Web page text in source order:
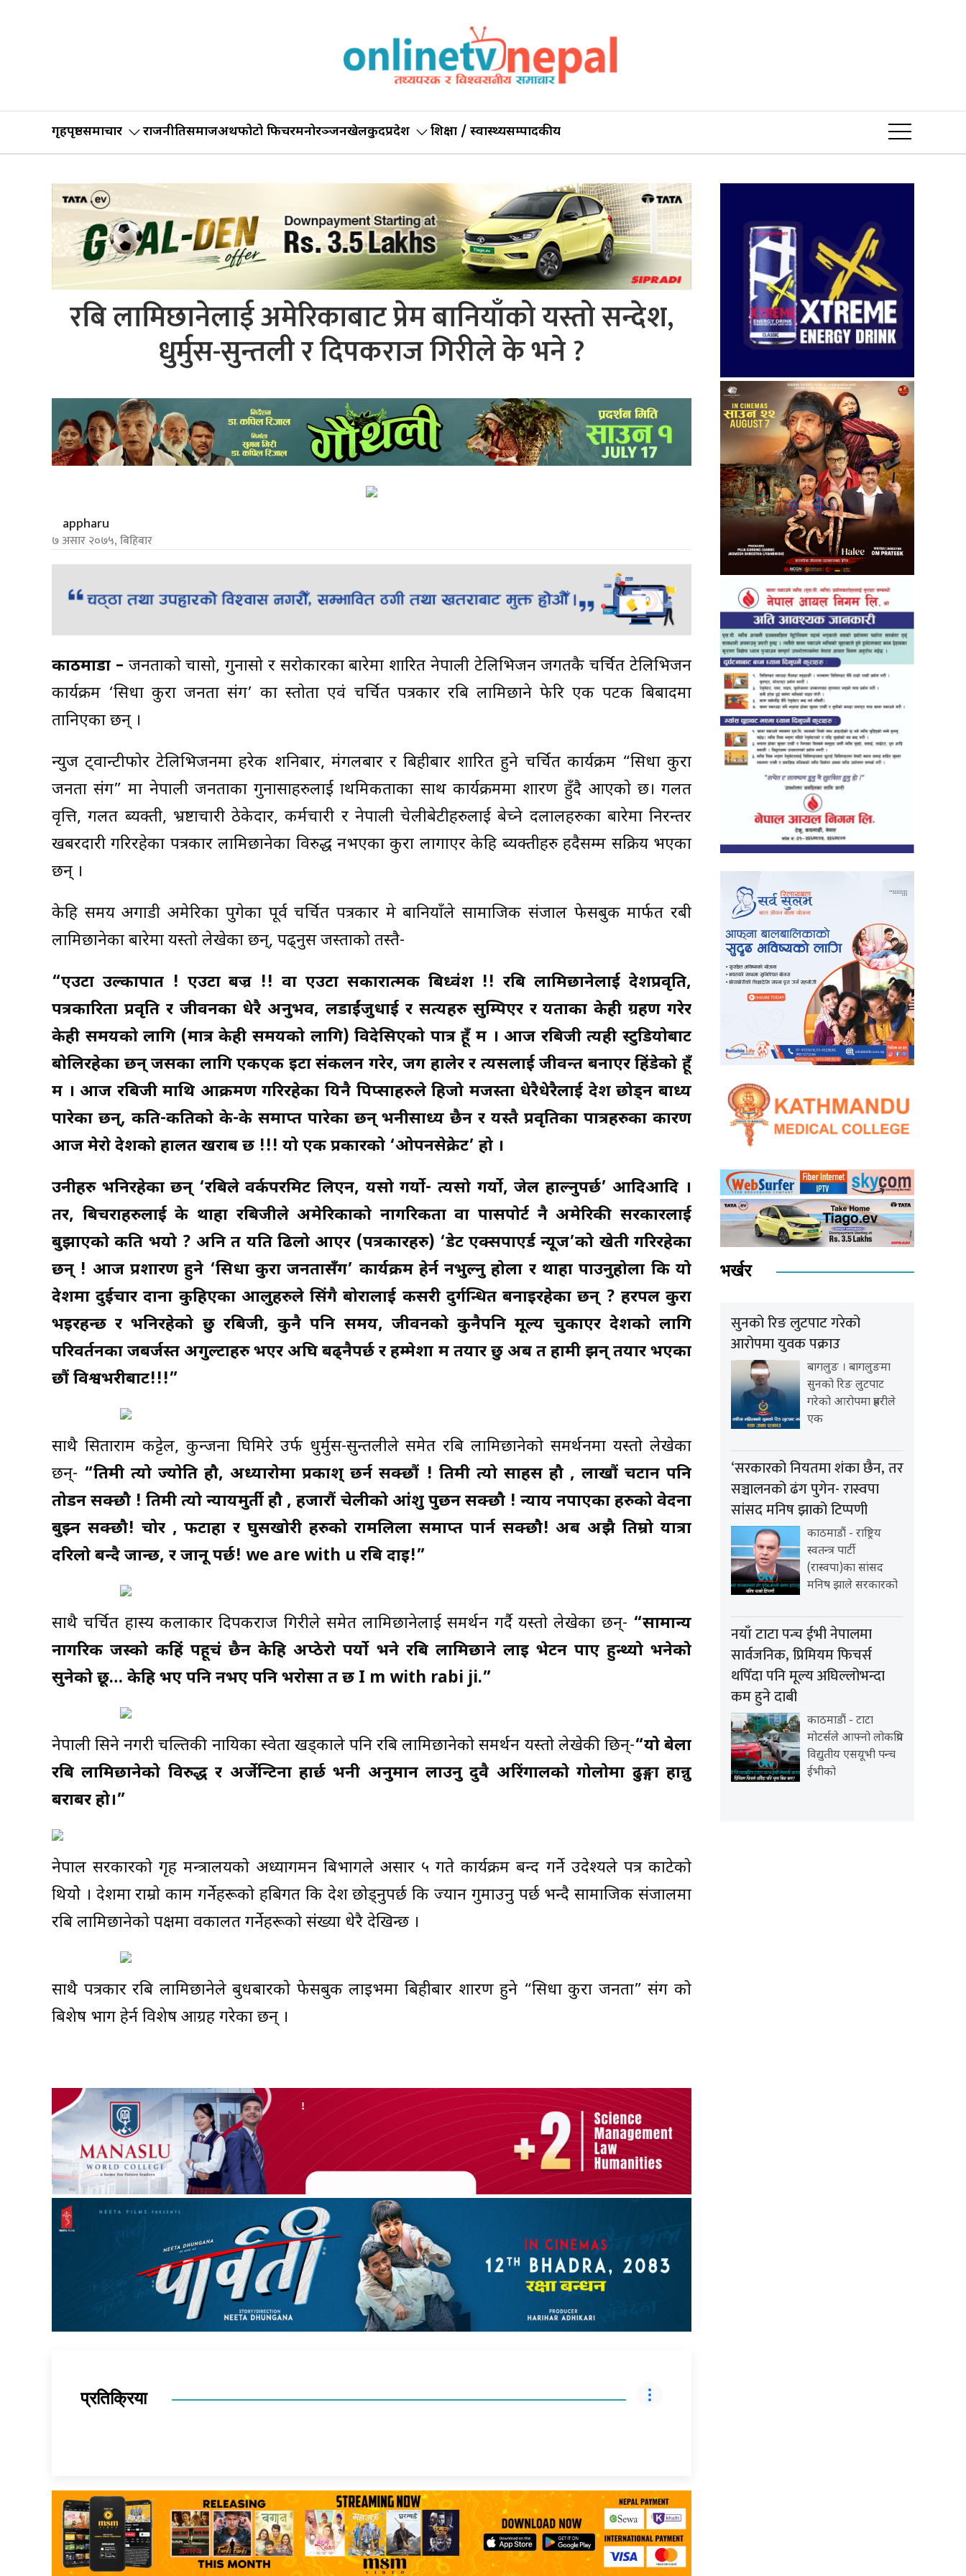
गृहपृष्ठसमाचार राजनीतिसमाजअर्थफोटो फिचरमनोरञ्जनखेलकुदप्रदेश शिक्षा / स्वास्थ्यसम्पादकीय
रबि लामिछानेलाई अमेरिकाबाट प्रेम बानियाँको यस्तो सन्देश,
धुर्मुस-सुन्तली र दिपकराज गिरीले के भने ?
appharu
७ असार २०७५, बिहिबार
काठमाडौँ – जनताको चासो, गुनासो र सरोकारका बारेमा प्रशारित नेपाली टेलिभिजन जगतकै चर्चित टेलिभिजन
कार्यक्रम ‘सिधा कुरा जनता संग’ का प्रस्तोता एवं चर्चित पत्रकार रबि लामिछाने फेरि एक पटक बिबादमा
तानिएका छन् ।
न्युज ट्वान्टीफोर टेलिभिजनमा हरेक शनिबार, मंगलबार र बिहीबार प्रशारित हुने चर्चित कार्यक्रम “सिधा कुरा
जनता संग” मा नेपाली जनताका गुनासाहरुलाई प्राथमिकताका साथ कार्यक्रममा प्रशारण हुँदै आएकाे छ। गलत
प्रवृत्ति, गलत ब्यक्ती, भ्रष्टाचारी ठेकेदार, कर्मचारी र नेपाली चेलीबेटीहरुलाई बेच्ने दलालहरुका बारेमा निरन्तर
खबरदारी गरिरहेका पत्रकार लामिछानेका विरुद्ध नभएका कुरा लागाएर केहि ब्यक्तीहरु हदैसम्म सक्रिय भएका
छन् ।
केहि समय अगाडी अमेरिका पुगेका पूर्व चर्चित पत्रकार प्रेम बानियाँले सामाजिक संजाल फेसबुक मार्फत रबी
लामिछानेका बारेमा यस्तो लेखेका छन्, पढ्नुस जस्ताको तस्तै-
“एउटा उल्कापात ! एउटा बज्र !! वा एउटा सकारात्मक बिध्वंश !! रबि लामिछानेलाई देशप्रवृति,
पत्रकारिता प्रवृति र जीवनका धेरै अनुभव, लडाईंजुधाई र सत्यहरु सुम्पिएर र यताका केही ग्रहण गरेर
केही समयको लागि (मात्र केही समयको लागि) विदेसिएको पात्र हूँ म । आज रबिजी त्यही स्टुडियोबाट
बोलिरहेका छन् जसका लागि एकएक इटा संकलन गरेर, जग हालेर र त्यसलाई जीवन्त बनाएर हिंडेको हूँ
म । आज रबिजी माथि आक्रमण गरिरहेका यिनै पिप्साहरुले हिजो मजस्ता धेरैधेरैलाई देश छोड्न बाध्य
पारेका छन्, कति-कतिको के-के समाप्त पारेका छन् भनीसाध्य छैन र यस्तै प्रवृतिका पात्रहरुका कारण
आज मेरो देशको हालत खराब छ !!! यो एक प्रकारको ‘ओपनसेक्रेट’ हो ।
उनीहरु भनिरहेका छन् ‘रबिले वर्कपरमिट लिएन, यसो गर्यो- त्यसो गर्यो, जेल हाल्नुपर्छ’ आदिआदि ।
तर, बिचराहरुलाई के थाहा रबिजीले अमेरिकाको नागरिकता वा पासपोर्ट नै अमेरिकी सरकारलाई
बुझाएको कति भयो ? अनि त यति ढिलो आएर (पत्रकारहरु) ‘डेट एक्सपाएर्ड न्यूज’को खेती गरिरहेका
छन् ! आज प्रशारण हुने ‘सिधा कुरा जनतासँग’ कार्यक्रम हेर्न नभुल्नु होला र थाहा पाउनुहोला कि यो
देशमा दुईचार दाना कुहिएका आलुहरुले सिंगै बोरालाई कसरी दुर्गन्धित बनाइरहेका छन् ? हरपल कुरा
भइरहन्छ र भनिरहेको छु रबिजी, कुनै पनि समय, जीवनको कुनैपनि मूल्य चुकाएर देशको लागि
परिवर्तनका जबर्जस्त अगुल्टाहरु भएर अघि बढ्नैपर्छ र हम्मेशा म तयार छु अब त हामी झन् तयार भएका
छौं विश्वभरीबाट!!!”
साथै सिताराम कट्टेल, कुन्जना घिमिरे उर्फ धुर्मुस-सुन्तलीले समेत रबि लामिछानेको समर्थनमा यस्तो लेखेका
छन्- “तिमी त्यो ज्योति हौ, अध्यारोमा प्रकाश् छर्न सक्छौं ! तिमी त्यो साहस हौ , लाखौं चटान पनि
तोडन सक्छौ ! तिमी त्यो न्यायमुर्ती हौ , हजारौं चेलीको आंशु पुछन सक्छौ ! न्याय नपाएका हरुको वेदना
बुझ्न सक्छौ! चोर , फटाहा र घुसखोरी हरुको रामलिला समाप्त पार्न सक्छौ! अब अझै तिम्रो यात्रा
दरिलो बन्दै जान्छ, र जानू पर्छ! we are with u रबि दाइ!”
साथै चर्चित हास्य कलाकार दिपकराज गिरीले समेत लामिछानेलाई समर्थन गर्दै यस्तो लेखेका छन्- “सामान्य
नागरिक जस्को कहिं पहूचं छैन केहि अप्ठेरो पर्यो भने रबि लामिछाने लाइ भेटन पाए हुन्थ्यो भनेको
सुनेको छू… केहि भए पनि नभए पनि भरोसा त छ I m with rabi ji.”
नेपाली सिने नगरी चल्तिकी नायिका स्वेता खड्काले पनि रबि लामिछानेको समर्थन यस्तो लेखेकी छिन्-“यो बेला
रबि लामिछानेको विरुद्ध र अर्जेन्टिना हार्छ भनी अनुमान लाउनु दुवै अरिंगालको गोलोमा ढुङ्गा हान्नु
बराबर हो।”
नेपाल सरकारको गृह मन्त्रालयको अध्यागमन बिभागले असार ५ गते कार्यक्रम बन्द गर्ने उदेश्यले पत्र काटेको
थियोे । देशमा राम्रो काम गर्नेहरूको हबिगत कि देश छोड्नुपर्छ कि ज्यान गुमाउनु पर्छ भन्दै सामाजिक संजालमा
रबि लामिछानेको पक्षमा वकालत गर्नेहरूको संख्या धेरै देखिन्छ ।
साथै पत्रकार रबि लामिछानेले बुधबारकाे फेसबुक लाइभमा बिहीबार प्रशारण हुने “सिधा कुरा जनता” संग को
बिशेष भाग हेर्न विशेष आग्रह गरेका छन् ।
प्रतिक्रिया
भर्खर
सुनको रिङ लुटपाट गरेको
आरोपमा युवक पक्राउ
बागलुङ । बागलुङमा
सुनको रिङ लुटपाट
गरेको आरोपमा प्रहरीले
एक
‘सरकारको नियतमा शंका छैन, तर
सञ्चालनको ढंग पुगेन- रास्वपा
सांसद मनिष झाको टिप्पणी
काठमाडौं - राष्ट्रिय
स्वतन्त्र पार्टी
(रास्वपा)का सांसद
मनिष झाले सरकारको
नयाँ टाटा पन्च ईभी नेपालमा
सार्वजनिक, प्रिमियम फिचर्स
थपिँदा पनि मूल्य अघिल्लोभन्दा
कम हुने दाबी
काठमाडौं - टाटा
मोटर्सले आफ्नो लोकप्रिय
विद्युतीय एसयूभी पन्च
ईभीको